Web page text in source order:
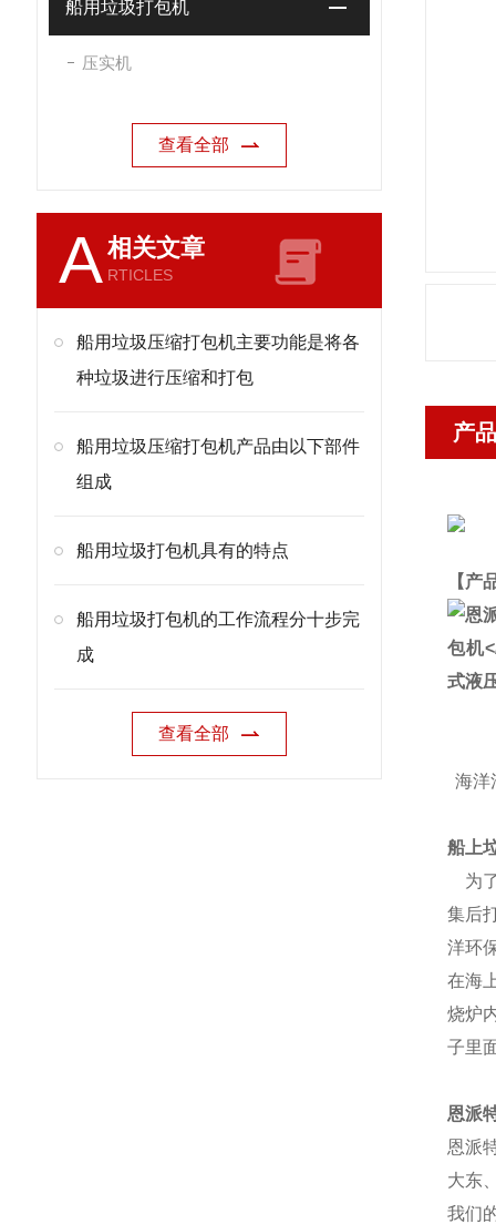
船用垃圾打包机
压实机
查看全部
A相关文章
RTICLES
船用垃圾压缩打包机主要功能是将各
种垃圾进行压缩和打包
船用垃圾压缩打包机产品由以下部件
组成
船用垃圾打包机具有的特点
船用垃圾打包机的工作流程分十步完
成
查看全部
产
【产
海洋
船上
为了
集后
洋环
在海
烧炉
子里
恩派
恩派
大东
我们